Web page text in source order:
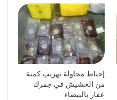
إحباط محاولة تهريب كمية
من الحشيش في جمرك
عفار بالبيضاء